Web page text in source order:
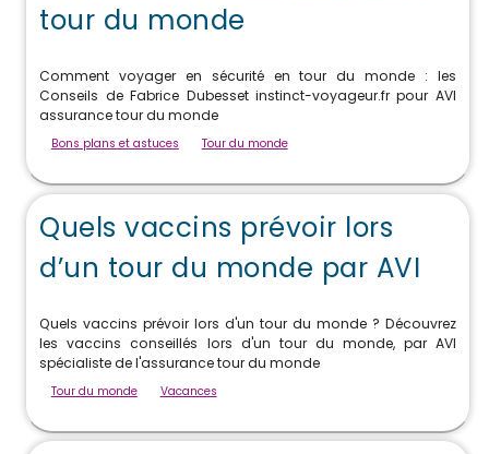
tour du monde
Comment voyager en sécurité en tour du monde : les
Conseils de Fabrice Dubesset instinct-voyageur.fr pour AVI
assurance tour du monde
Bons plans et astuces Tour du monde
Quels vaccins prévoir lors
d’un tour du monde par AVI
Quels vaccins prévoir lors d'un tour du monde ? Découvrez
les vaccins conseillés lors d'un tour du monde, par AVI
spécialiste de l'assurance tour du monde
Tour du monde Vacances